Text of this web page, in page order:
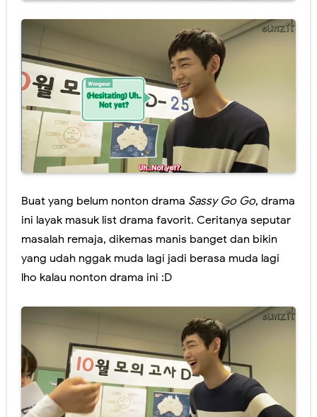
Buat yang belum nonton drama Sassy Go Go, drama
ini layak masuk list drama favorit. Ceritanya seputar
masalah remaja, dikemas manis banget dan bikin
yang udah nggak muda lagi jadi berasa muda lagi
lho kalau nonton drama ini :D